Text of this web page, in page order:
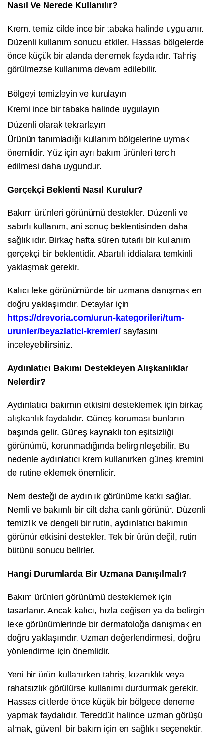
Nasıl Ve Nerede Kullanılır?
Krem, temiz cilde ince bir tabaka halinde uygulanır.
Düzenli kullanım sonucu etkiler. Hassas bölgelerde
önce küçük bir alanda denemek faydalıdır. Tahriş
görülmezse kullanıma devam edilebilir.
Bölgeyi temizleyin ve kurulayın
Kremi ince bir tabaka halinde uygulayın
Düzenli olarak tekrarlayın
Ürünün tanımladığı kullanım bölgelerine uymak
önemlidir. Yüz için ayrı bakım ürünleri tercih
edilmesi daha uygundur.
Gerçekçi Beklenti Nasıl Kurulur?
Bakım ürünleri görünümü destekler. Düzenli ve
sabırlı kullanım, ani sonuç beklentisinden daha
sağlıklıdır. Birkaç hafta süren tutarlı bir kullanım
gerçekçi bir beklentidir. Abartılı iddialara temkinli
yaklaşmak gerekir.
Kalıcı leke görünümünde bir uzmana danışmak en
doğru yaklaşımdır. Detaylar için
https://drevoria.com/urun-kategorileri/tum-
urunler/beyazlatici-kremler/ sayfasını
inceleyebilirsiniz.
Aydınlatıcı Bakımı Destekleyen Alışkanlıklar
Nelerdir?
Aydınlatıcı bakımın etkisini desteklemek için birkaç
alışkanlık faydalıdır. Güneş koruması bunların
başında gelir. Güneş kaynaklı ton eşitsizliği
görünümü, korunmadığında belirginleşebilir. Bu
nedenle aydınlatıcı krem kullanırken güneş kremini
de rutine eklemek önemlidir.
Nem desteği de aydınlık görünüme katkı sağlar.
Nemli ve bakımlı bir cilt daha canlı görünür. Düzenli
temizlik ve dengeli bir rutin, aydınlatıcı bakımın
görünür etkisini destekler. Tek bir ürün değil, rutin
bütünü sonucu belirler.
Hangi Durumlarda Bir Uzmana Danışılmalı?
Bakım ürünleri görünümü desteklemek için
tasarlanır. Ancak kalıcı, hızla değişen ya da belirgin
leke görünümlerinde bir dermatoloğa danışmak en
doğru yaklaşımdır. Uzman değerlendirmesi, doğru
yönlendirme için önemlidir.
Yeni bir ürün kullanırken tahriş, kızarıklık veya
rahatsızlık görülürse kullanımı durdurmak gerekir.
Hassas ciltlerde önce küçük bir bölgede deneme
yapmak faydalıdır. Tereddüt halinde uzman görüşü
almak, güvenli bir bakım için en sağlıklı seçenektir.